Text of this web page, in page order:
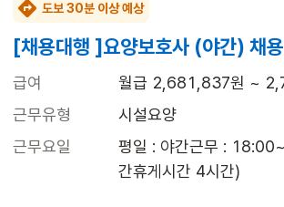
도보 30분 이상 예상
[채용대행 ]요양보호사 (야간) 채
급여
월급 2,681,837원 ~
근무유형
시설요양
근무요일
평일 : 야간근무 :
간휴게시간 4시간)